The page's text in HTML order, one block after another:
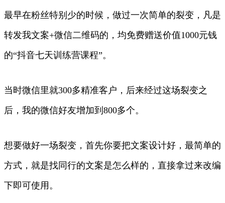
最早在粉丝特别少的时候，做过一次简单的裂变，凡是
转发我文案+微信二维码的，均免费赠送价值1000元钱
的“抖音七天训练营课程”。
当时微信里就300多精准客户，后来经过这场裂变之
后，我的微信好友增加到800多个。
想要做好一场裂变，首先你要把文案设计好，最简单的
方式，就是找同行的文案是怎么样的，直接拿过来改编
下即可使用。